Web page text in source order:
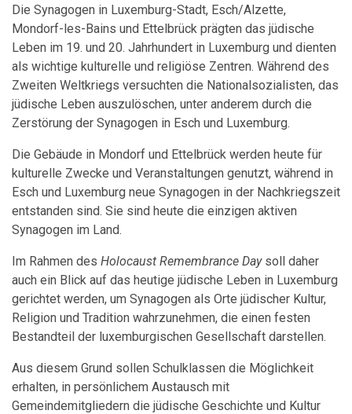
Die Synagogen in Luxemburg-Stadt, Esch/Alzette,
Mondorf-les-Bains und Ettelbrück prägten das jüdische
Leben im 19. und 20. Jahrhundert in Luxemburg und dienten
als wichtige kulturelle und religiöse Zentren. Während des
Zweiten Weltkriegs versuchten die Nationalsozialisten, das
jüdische Leben auszulöschen, unter anderem durch die
Zerstörung der Synagogen in Esch und Luxemburg.
Die Gebäude in Mondorf und Ettelbrück werden heute für
kulturelle Zwecke und Veranstaltungen genutzt, während in
Esch und Luxemburg neue Synagogen in der Nachkriegszeit
entstanden sind. Sie sind heute die einzigen aktiven
Synagogen im Land.
Im Rahmen des Holocaust Remembrance Daysoll daher
auch ein Blick auf das heutige jüdische Leben in Luxemburg
gerichtet werden, um Synagogen als Orte jüdischer Kultur,
Religion und Tradition wahrzunehmen, die einen festen
Bestandteil der luxemburgischen Gesellschaft darstellen.
Aus diesem Grund sollen Schulklassen die Möglichkeit
erhalten, in persönlichem Austausch mit
Gemeindemitgliedern die jüdische Geschichte und Kultur